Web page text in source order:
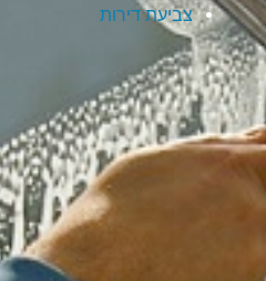
צביעת דירות